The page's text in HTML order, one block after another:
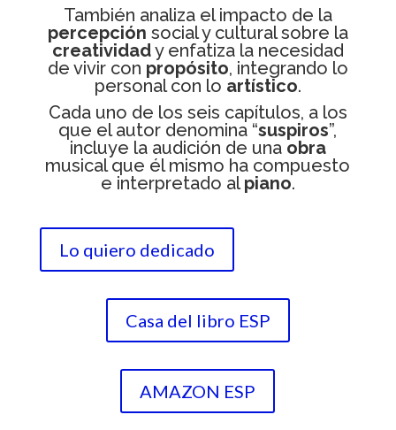
También analiza el impacto de la
percepción social y cultural sobre la
creatividady enfatiza la necesidad
de vivir con propósito, integrando lo
personal con lo artístico.
Cada uno de los seis capítulos, a los
que el autor denomina “suspiros”,
incluye la audición de una obra
musical que él mismo ha compuesto
e interpretado alpiano.
Lo quiero dedicado
Casa del libro ESP
AMAZON ESP